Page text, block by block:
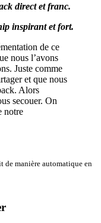
direct et franc.
inspirant et fort.
de ce
nous l’avons
Juste comme
et que nous
Alors
secouer. On
notre
de manière automatique en